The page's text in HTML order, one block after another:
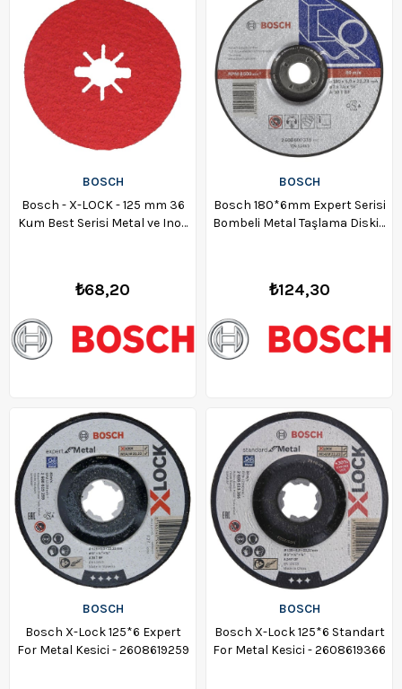
BOSCH
Bosch - X-LOCK - 125 mm 36
Kum Best Serisi Metal ve Inox
₺68,20
BOSCH
Bosch 180*6mm Expert Serisi
Bombeli Metal Taşlama Diski -
₺124,30
BOSCH
Bosch X-Lock 125*6 Expert
For Metal Kesici - 2608619259
BOSCH
Bosch X-Lock 125*6 Standart
For Metal Kesici - 2608619366